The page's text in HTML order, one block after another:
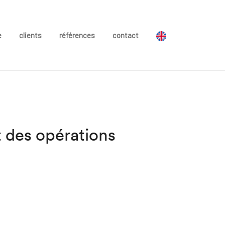
clients références contact
opérations